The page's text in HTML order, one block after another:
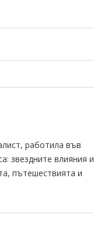
работила във
звездните влияния и
пътешествията и